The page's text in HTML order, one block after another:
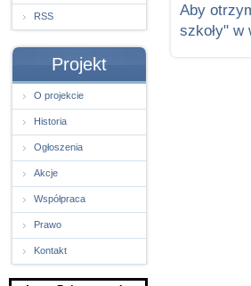
RSS
Projekt
O projekcie
Historia
Ogłoszenia
Akcje
Współpraca
Prawo
Kontakt
Aby
szkoły" w